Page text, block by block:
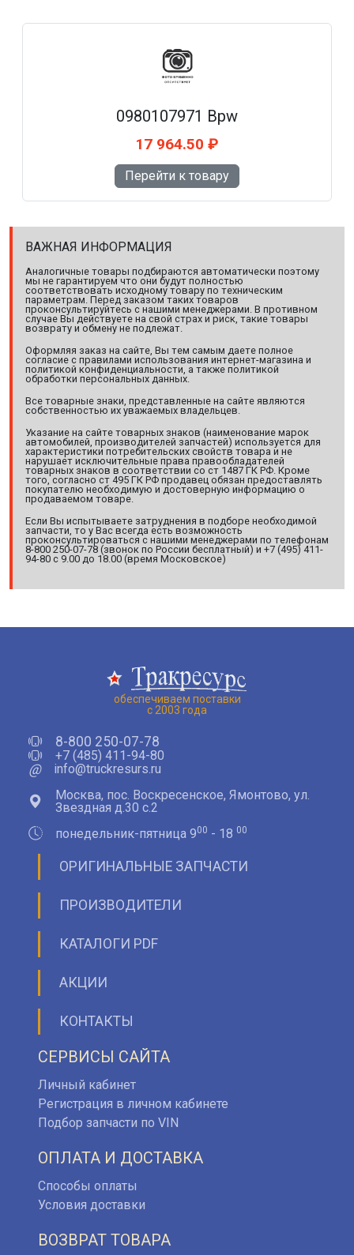
0980107971 Bpw
17 964.50 ₽
Перейти к товару
ВАЖНАЯ ИНФОРМАЦИЯ
Аналогичные товары подбираются автоматически поэтому
мы не гарантируем что они будут полностью
соответствовать исходному товару по техническим
параметрам. Перед заказом таких товаров
проконсультируйтесь с нашими менеджерами. В противном
случае Вы действуете на свой страх и риск, такие товары
возврату и обмену не подлежат.
Оформляя заказ на сайте, Вы тем самым даете полное
согласие с правилами использования интернет-магазина и
политикой конфиденциальности, а также политикой
обработки персональных данных.
Все товарные знаки, представленные на сайте являются
собственностью их уважаемых владельцев.
Указание на сайте товарных знаков (наименование марок
автомобилей, производителей запчастей) используется для
характеристики потребительских свойств товара и не
нарушает исключительные права правообладателей
товарных знаков в соответствии со ст 1487 ГК РФ. Кроме
того, согласно ст 495 ГК РФ продавец обязан предоставлять
покупателю необходимую и достоверную информацию о
продаваемом товаре.
Если Вы испытываете затруднения в подборе необходимой
запчасти, то у Вас всегда есть возможность
проконсультироваться с нашими менеджерами по телефонам
8-800 250-07-78 (звонок по России бесплатный) и +7 (495) 411-
94-80 с 9.00 до 18.00 (время Московское)
обеспечиваем поставки
с 2003 года
8-800 250-07-78
+7 (485) 411-94-80
@
info@truckresurs.ru
Москва, пос. Воскресенское, Ямонтово, ул.
Звездная д.30 с.2
понедельник-пятница 900 - 18 00
ОРИГИНАЛЬНЫЕ ЗАПЧАСТИ
ПРОИЗВОДИТЕЛИ
КАТАЛОГИ PDF
АКЦИИ
КОНТАКТЫ
СЕРВИСЫ САЙТА
Личный кабинет
Регистрация в личном кабинете
Подбор запчасти по VIN
ОПЛАТА И ДОСТАВКА
Способы оплаты
Условия доставки
ВОЗВРАТ ТОВАРА